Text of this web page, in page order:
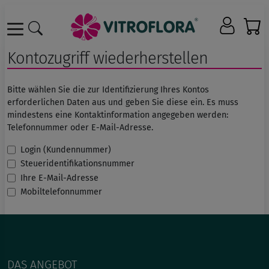
Kontozugriff wiederherstellen
Bitte wählen Sie die zur Identifizierung Ihres Kontos
erforderlichen Daten aus und geben Sie diese ein. Es muss
mindestens eine Kontaktinformation angegeben werden:
Telefonnummer oder E-Mail-Adresse.
Login (Kundennummer)
Steueridentifikationsnummer
Ihre E-Mail-Adresse
Mobiltelefonnummer
DAS ANGEBOT